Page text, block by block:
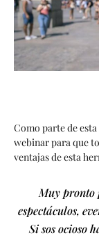
Como parte de
webinar para que
ventajas de esta
Muy pronto
espectáculos,
Si sos ocioso